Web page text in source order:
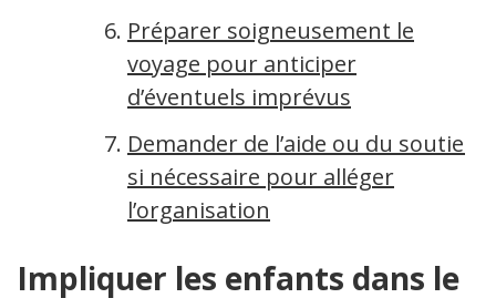
Préparer soigneusement le
voyage pour anticiper
d’éventuels imprévus
Demander de l’aide ou du soutien
si nécessaire pour alléger
l’organisation
Impliquer les enfants dans le